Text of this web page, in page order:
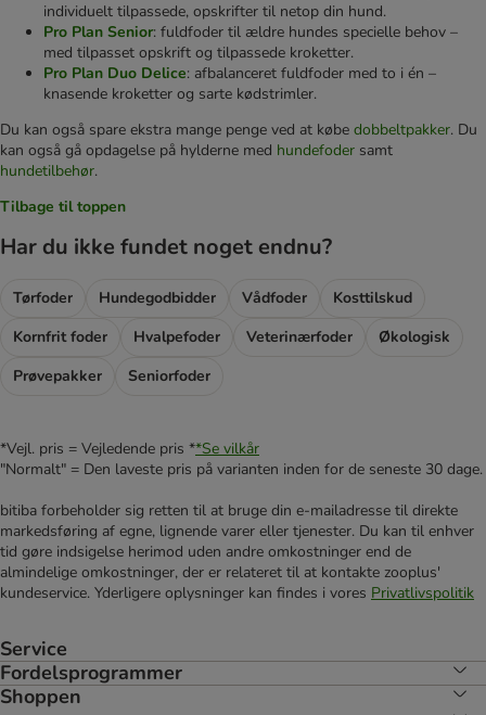
individuelt tilpassede, opskrifter til netop din hund.
Pro Plan Senior: fuldfoder til ældre hundes specielle behov –
med tilpasset opskrift og tilpassede kroketter.
Pro Plan Duo Delice: afbalanceret fuldfoder med to i én –
knasende kroketter og sarte kødstrimler.
Du kan også spare ekstra mange penge ved at købe dobbeltpakker. Du
kan også gå opdagelse på hylderne med hundefoder samt
hundetilbehør.
Tilbage til toppen
Har du ikke fundet noget endnu?
Tørfoder Hundegodbidder Vådfoder
Kosttilskud
Kornfrit foder
Hvalpefoder Veterinærfoder
Økologisk
Prøvepakker
Seniorfoder
*Vejl. pris = Vejledende pris **Se vilkår
"Normalt" = Den laveste pris på varianten inden for de seneste 30 dage.
bitiba forbeholder sig retten til at bruge din e-mailadresse til direkte
markedsføring af egne, lignende varer eller tjenester. Du kan til enhver
tid gøre indsigelse herimod uden andre omkostninger end de
almindelige omkostninger, der er relateret til at kontakte zooplus'
kundeservice. Yderligere oplysninger kan findes i vores Privatlivspolitik
Service
Fordelsprogrammer
Shoppen